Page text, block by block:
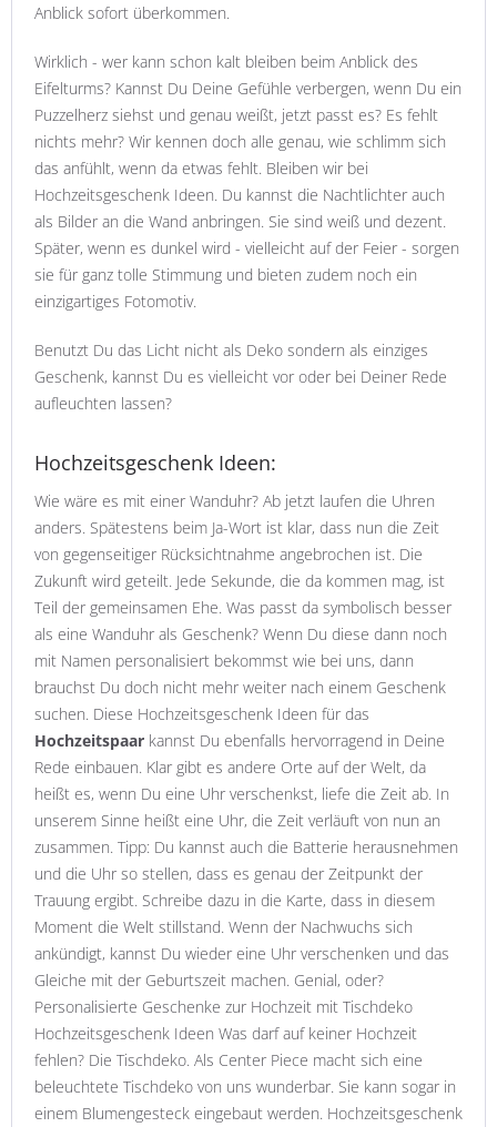
Anblick sofort überkommen.
Wirklich - wer kann schon kalt bleiben beim Anblick des
Eifelturms? Kannst Du Deine Gefühle verbergen, wenn Du ein
Puzzelherz siehst und genau weißt, jetzt passt es? Es fehlt
nichts mehr? Wir kennen doch alle genau, wie schlimm sich
das anfühlt, wenn da etwas fehlt. Bleiben wir bei
Hochzeitsgeschenk Ideen. Du kannst die Nachtlichter auch
als Bilder an die Wand anbringen. Sie sind weiß und dezent.
Später, wenn es dunkel wird - vielleicht auf der Feier - sorgen
sie für ganz tolle Stimmung und bieten zudem noch ein
einzigartiges Fotomotiv.
Benutzt Du das Licht nicht als Deko sondern als einziges
Geschenk, kannst Du es vielleicht vor oder bei Deiner Rede
aufleuchten lassen?
Hochzeitsgeschenk Ideen:
Wie wäre es mit einer Wanduhr? Ab jetzt laufen die Uhren
anders. Spätestens beim Ja-Wort ist klar, dass nun die Zeit
von gegenseitiger Rücksichtnahme angebrochen ist. Die
Zukunft wird geteilt. Jede Sekunde, die da kommen mag, ist
Teil der gemeinsamen Ehe. Was passt da symbolisch besser
als eine Wanduhr als Geschenk? Wenn Du diese dann noch
mit Namen personalisiert bekommst wie bei uns, dann
brauchst Du doch nicht mehr weiter nach einem Geschenk
suchen. Diese Hochzeitsgeschenk Ideen für das
Hochzeitspaar kannst Du ebenfalls hervorragend in Deine
Rede einbauen. Klar gibt es andere Orte auf der Welt, da
heißt es, wenn Du eine Uhr verschenkst, liefe die Zeit ab. In
unserem Sinne heißt eine Uhr, die Zeit verläuft von nun an
zusammen. Tipp: Du kannst auch die Batterie herausnehmen
und die Uhr so stellen, dass es genau der Zeitpunkt der
Trauung ergibt. Schreibe dazu in die Karte, dass in diesem
Moment die Welt stillstand. Wenn der Nachwuchs sich
ankündigt, kannst Du wieder eine Uhr verschenken und das
Gleiche mit der Geburtszeit machen. Genial, oder?
Personalisierte Geschenke zur Hochzeit mit Tischdeko
Hochzeitsgeschenk Ideen Was darf auf keiner Hochzeit
fehlen? Die Tischdeko. Als Center Piece macht sich eine
beleuchtete Tischdeko von uns wunderbar. Sie kann sogar in
einem Blumengesteck eingebaut werden. Hochzeitsgeschenk